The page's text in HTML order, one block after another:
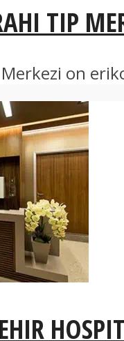
TIP
Merkezi on